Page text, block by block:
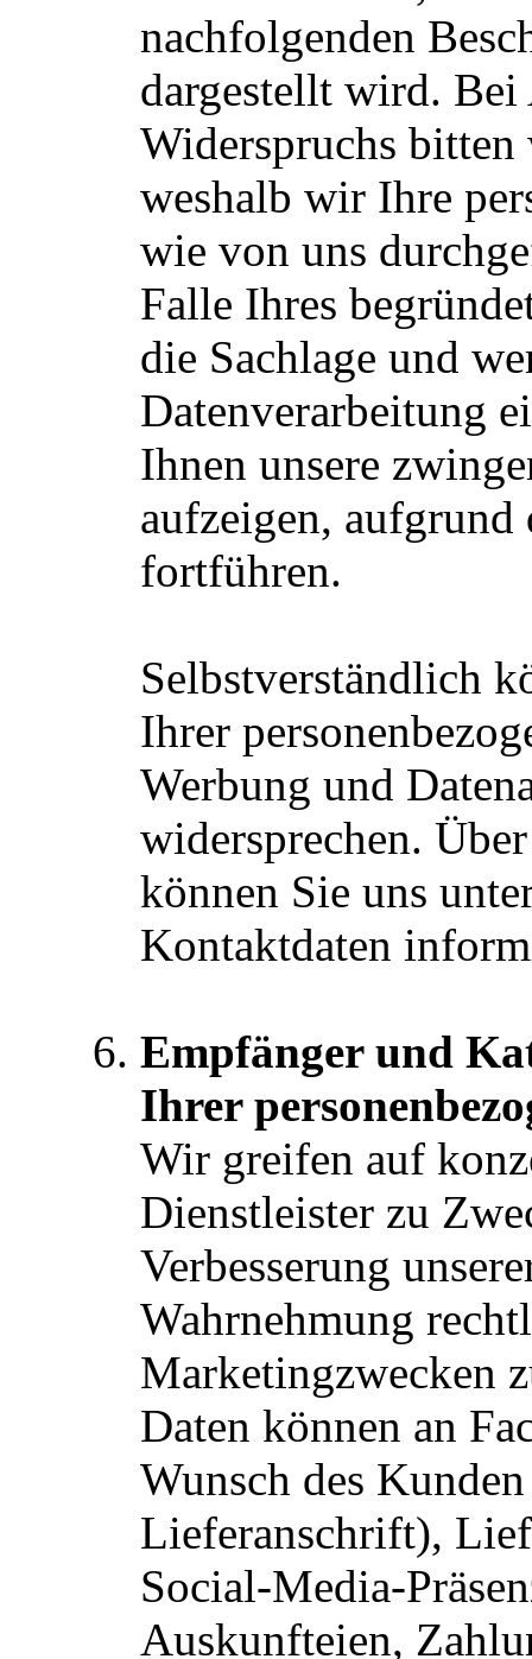
nachfolgenden
dargestellt wird. Bei
Widerspruchs
weshalb wir Ihre
wie von uns
Falle Ihres
die Sachlage und
Datenverarbeitung
Ihnen unsere
aufzeigen,
fortführen.
Selbstverständlich
Ihrer
Werbung und
widersprechen.
können Sie uns
Kontaktdaten
Empfänger und
Ihrer
Wir greifen auf
Dienstleister zu
Verbesserung
Wahrnehmung
Marketingzwecken
Daten können an
Wunsch des
Lieferanschrift),
Social-Media-
Auskunfteien,